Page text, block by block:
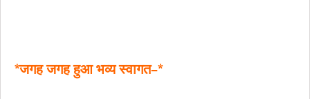
*जगह जगह हुआ भव्य स्वागत–*